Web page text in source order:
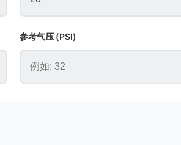
参考气压 (PSI)